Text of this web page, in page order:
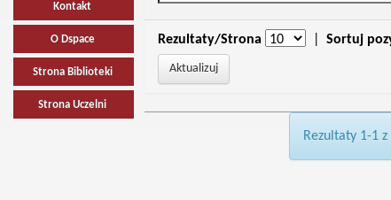
Kontakt
O Dspace
Strona Biblioteki
Strona Uczelni
Rezultaty/Strona Sortuj
Rezultaty 1-1